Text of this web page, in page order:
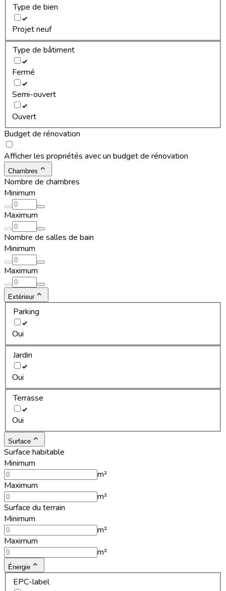
Type de bien
Projet neuf
Type de bâtiment
Fermé
Semi-ouvert
Ouvert
Budget de rénovation
Afficher les propriétés avec un budget de rénovation
Chambres
Nombre de chambres
Minimum
Maximum
Nombre de salles de bain
Minimum
Maximum
Extérieur
Parking
Oui
Jardin
Oui
Terrasse
Oui
Surface
Surface habitable
Minimum
m²
Maximum
m²
Surface du terrain
Minimum
m²
Maximum
m²
Énergie
EPC-label